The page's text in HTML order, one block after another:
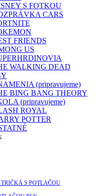
S FOTKOU
CARS
FRIENDS
US
WALKING DEAD
(pripravujeme)
BING BANG THEORY
(pripravujeme)
ROYAL
POTTER
S POTLAČOU